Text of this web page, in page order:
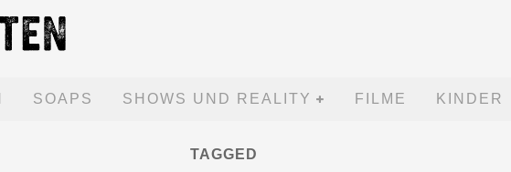
SOAPS SHOWS UND REALITY FILME KINDER
TAGGED